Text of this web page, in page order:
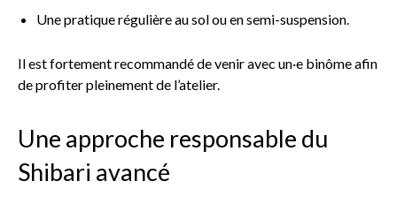
Une pratique régulière au sol ou en semi-suspension.
Il est fortement recommandé de venir avec un·e binôme afin
de profiter pleinement de l’atelier.
Une approche responsable du
Shibari avancé